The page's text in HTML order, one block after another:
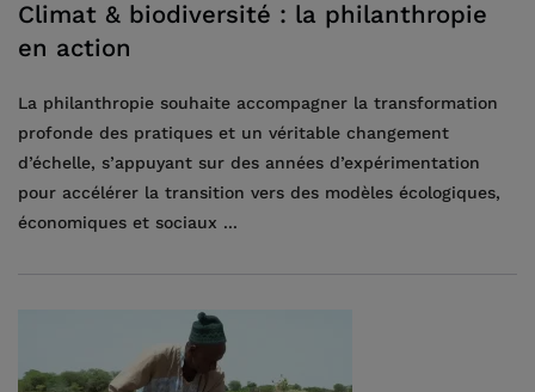
Climat & biodiversité : la philanthropie
en action
La philanthropie souhaite accompagner la transformation
profonde des pratiques et un véritable changement
d’échelle, s’appuyant sur des années d’expérimentation
pour accélérer la transition vers des modèles écologiques,
économiques et sociaux ...